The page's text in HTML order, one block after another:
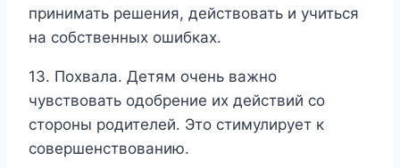
принимать решения, действовать и учиться
на собственных ошибках.
13. Похвала. Детям очень важно
чувствовать одобрение их действий со
стороны родителей. Это стимулирует к
совершенствованию.